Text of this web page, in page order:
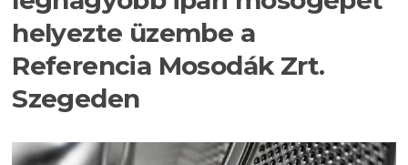
helyezte üzembe a
Referencia Mosodák Zrt.
Szegeden